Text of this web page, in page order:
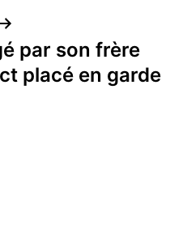
par son frère
placé en garde